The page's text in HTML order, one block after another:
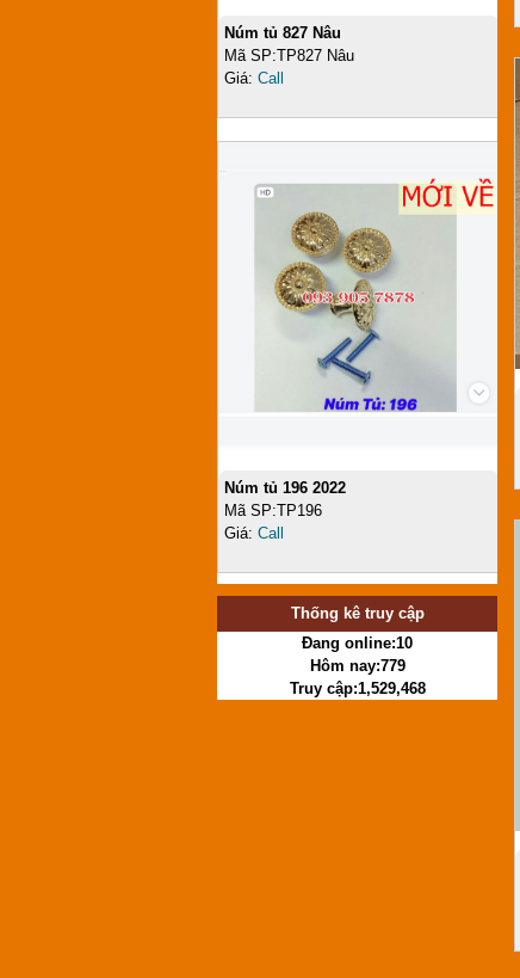
Núm tủ 827 Nâu
Mã SP:TP827 Nâu
Giá: Call
Núm tủ 196 2022
Mã SP:TP196
Giá: Call
Thống kê truy cập
Đang online:10
Hôm nay:779
Truy cập:1,529,468